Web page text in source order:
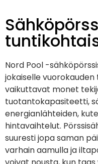
Nord Pool -
jokaiselle
vaikuttavat monet
tuotantokapasiteetti,
energianlähteiden,
hintavaihtelut.
suuresti jopa saman
varhain aamulla ja